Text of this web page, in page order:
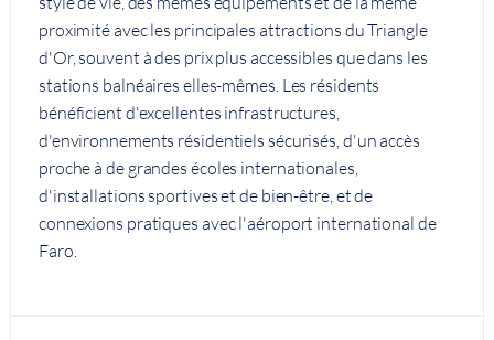
proximité avec les principales attractions du Triangle
d'Or, souvent à des prix plus accessibles que dans les
stations balnéaires elles-mêmes. Les résidents
bénéficient d'excellentes infrastructures,
d'environnements résidentiels sécurisés, d'un accès
proche à de grandes écoles internationales,
d'installations sportives et de bien-être, et de
connexions pratiques avec l'aéroport international de
Faro.